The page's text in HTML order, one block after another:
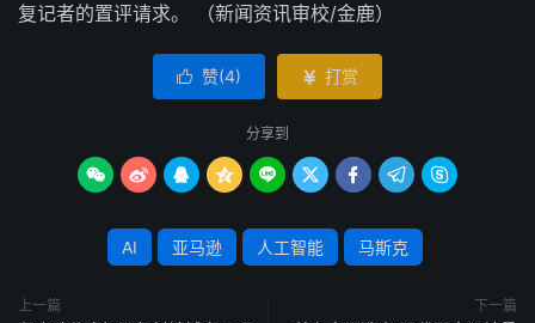
复记者的置评请求。 （新闻资讯审校/金鹿）
 赞(4)  打赏
分享到
        
AI 亚马逊 人工智能 马斯克
上一篇 下一篇